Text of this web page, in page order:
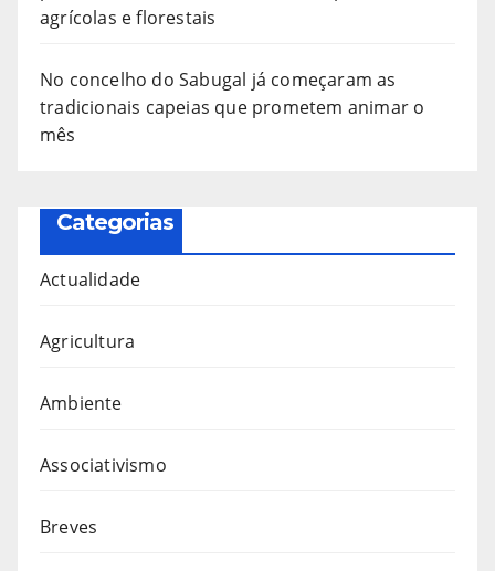
agrícolas e florestais
No concelho do Sabugal já começaram as
tradicionais capeias que prometem animar o
mês
Categorias
Actualidade
Agricultura
Ambiente
Associativismo
Breves